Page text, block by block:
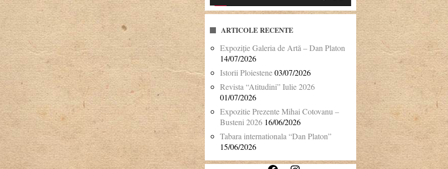
ARTICOLE RECENTE
Expoziție Galeria de Artă – Dan Platon
14/07/2026
Istorii Ploiestene03/07/2026
Revista “Atitudini” Iulie 2026
01/07/2026
Expozitie Prezente Mihai Cotovanu –
Busteni 2026 16/06/2026
Tabara internationala “Dan Platon”
15/06/2026